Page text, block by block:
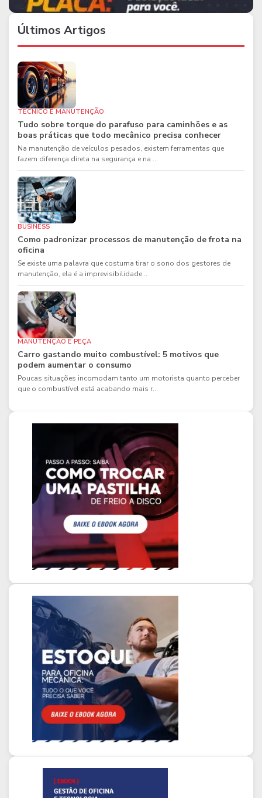
Últimos Artigos
TÉCNICO E MANUTENÇÃO
Tudo sobre torque do parafuso para caminhões e as
boas práticas que todo mecânico precisa conhecer
Na manutenção de veículos pesados, existem ferramentas que
fazem diferença direta na segurança e na ...
BUSINESS
Como padronizar processos de manutenção de frota na
oficina
Se existe uma palavra que costuma tirar o sono dos gestores de
manutenção, ela é a imprevisibilidade...
MANUTENÇÃO E PEÇA
Carro gastando muito combustível: 5 motivos que
podem aumentar o consumo
Poucas situações incomodam tanto um motorista quanto perceber
que o combustível está acabando mais r...